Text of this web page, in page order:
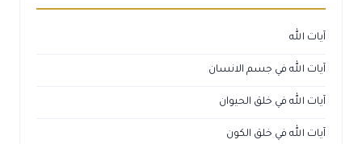
آيات الله
آيات الله في جسم الانسان
آيات الله في خلق الحيوان
آيات الله في خلق الكون